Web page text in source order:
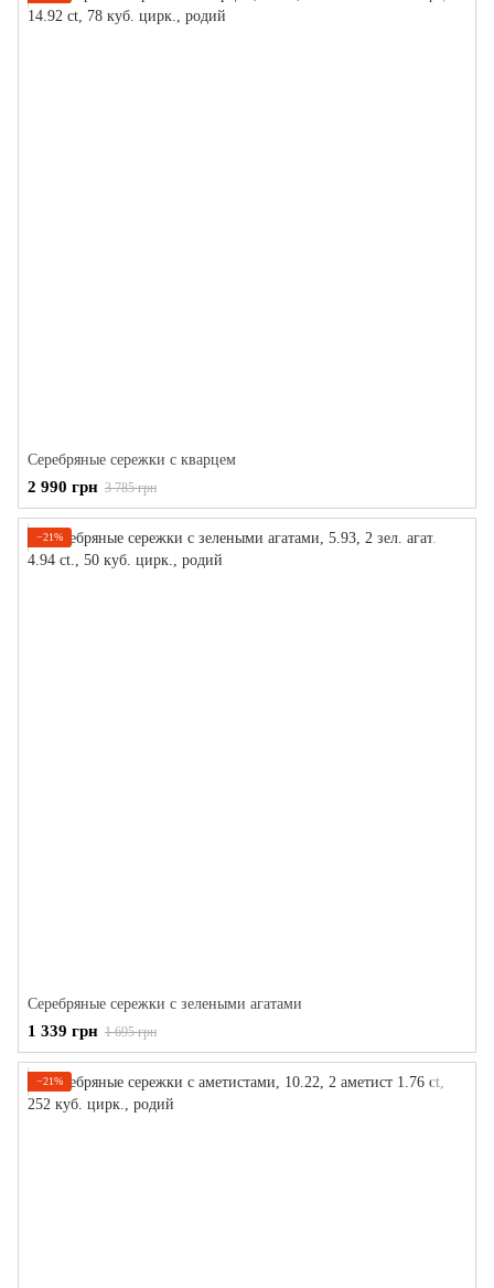
Серебряные сережки с кварцем
2 990 грн 3 785 грн
−21%
Серебряные сережки с зелеными агатами
1 339 грн 1 695 грн
−21%